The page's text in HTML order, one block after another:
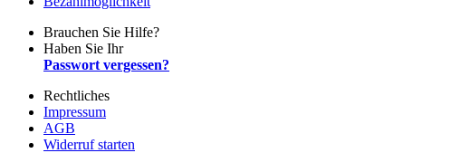
Brauchen Sie Hilfe?
Haben Sie Ihr
Passwort vergessen?
Rechtliches
Impressum
AGB
Widerruf starten